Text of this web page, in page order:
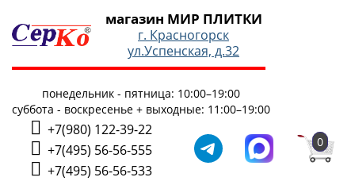
магазин МИР ПЛИТКИ
г. Красногорск
ул.Успенская, д.32
понедельник - пятница: 10:00–19:00
суббота - воскресенье + выходные: 11:00–19:00
+7(980) 122-39-22
+7(495) 56-56-555
+7(495) 56-56-533
0